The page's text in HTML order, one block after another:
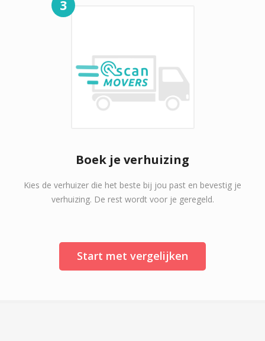
3
Boek je verhuizing
Kies de verhuizer die het beste bij jou past en bevestig je
verhuizing. De rest wordt voor je geregeld.
Start met vergelijken